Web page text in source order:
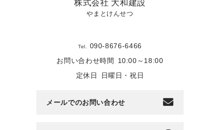
株式会社 大和建設
やまとけんせつ
Tel.
090-8676-6466
お問い合わせ時間
10:00～18:00
定休日
日曜日・祝日
メールでのお問い合わせ